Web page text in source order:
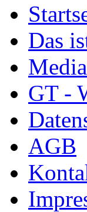
Das
GT -
AGB